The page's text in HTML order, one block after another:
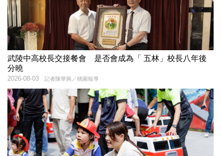
武陵中高校長交接餐會 是否會成為「 五林」校長八年後
分曉
記者陳華興／桃園報導
2026-08-03